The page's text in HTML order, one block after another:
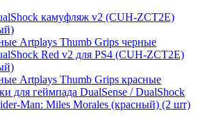
камуфляж v2 (CUH-ZCT2E)
Artplays Thumb Grips черные
Red v2 для PS4 (CUH-ZCT2E)
Artplays Thumb Grips красные
для геймпада DualSense / DualShock
Man: Miles Morales (красный) (2 шт)